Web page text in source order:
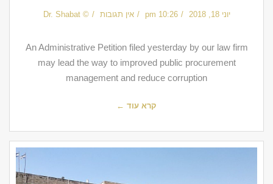
יוני 18, 2018 10:26 pm אין תגובות © Dr. Shabat
An Administrative Petition filed yesterday by our law firm
may lead the way to improved public procurement
management and reduce corruption
קרא עוד ←